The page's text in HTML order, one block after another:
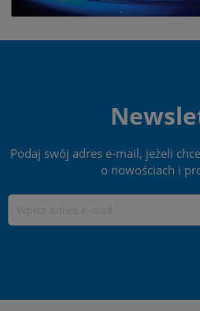
Podaj swój adres e-mail, jeżeli
o nowościach i